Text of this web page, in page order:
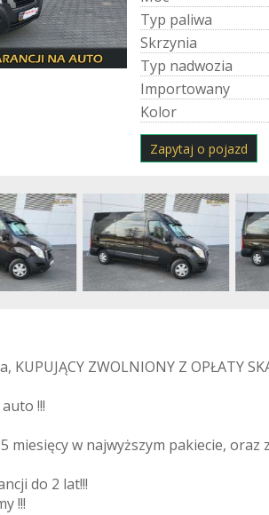
Typ paliwa
Skrzynia
Typ nadwozia
Importowany
Kolor
Zapytaj o pojazd
ZWOLNIONY Z OPŁATY
!!!
miesięcy w najwyższym pakiecie, oraz
do 2 lat!!!
!!!